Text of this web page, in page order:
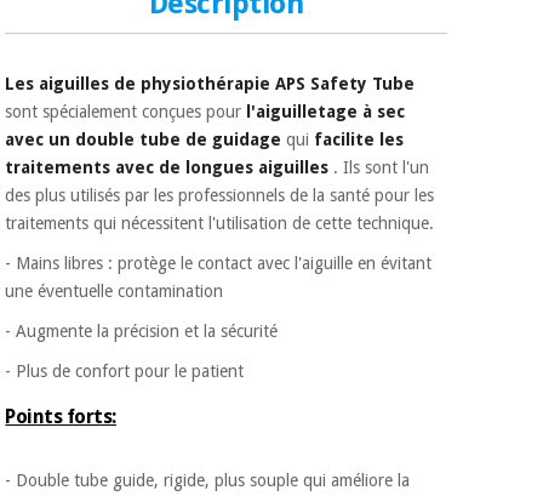
Les aiguilles de physiothérapie APS Safety Tube
sont spécialement conçues pour l'aiguilletage à sec
avec un double tube de guidage qui facilite les
traitements avec de longues aiguilles . Ils sont l'un
des plus utilisés par les professionnels de la santé pour les
traitements qui nécessitent l'utilisation de cette technique.
- Mains libres : protège le contact avec l'aiguille en évitant
une éventuelle contamination
- Augmente la précision et la sécurité
- Plus de confort pour le patient
Points forts:
- Double tube guide, rigide, plus souple qui améliore la